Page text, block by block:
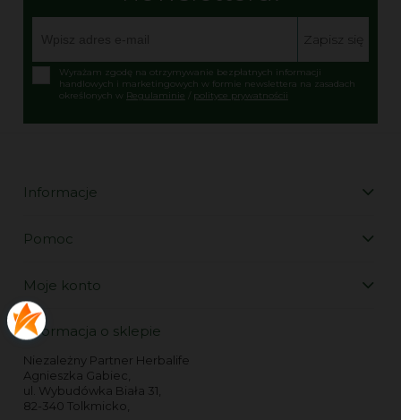
Zapisz się
Wyrażam zgodę na otrzymywanie bezpłatnych informacji
handlowych i marketingowych w formie newslettera na zasadach
określonych w Regulaminie polityce prywatnościi
Informacje
Pomoc
Moje konto
Informacja o sklepie
Niezależny Partner Herbalife
Agnieszka Gabiec,
ul. Wybudówka Biała 31,
82-340 Tolkmicko,